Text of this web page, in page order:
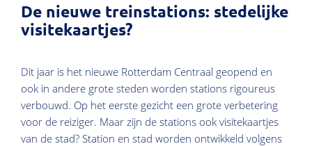
De nieuwe treinstations: stedelijke
visitekaartjes?
Dit jaar is het nieuwe Rotterdam Centraal geopend en
ook in andere grote steden worden stations rigoureus
verbouwd. Op het eerste gezicht een grote verbetering
voor de reiziger. Maar zijn de stations ook visitekaartjes
van de stad? Station en stad worden ontwikkeld volgens